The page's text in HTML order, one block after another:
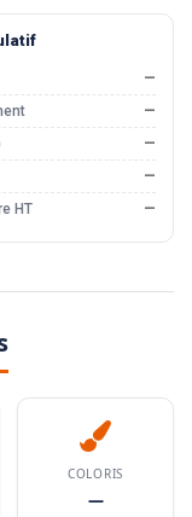
—
—
—
—
HT
—
COLORIS
—